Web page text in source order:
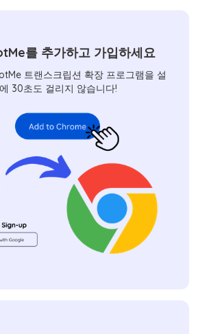
를 추가하고 가입하세요
트랜스크립션 확장 프로그램을 설
30초도 걸리지 않습니다!